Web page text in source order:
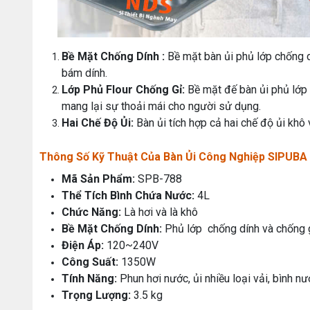
Bề Mặt Chống Dính : Bề mặt bàn ủi phủ lớp
bám dính.
Lớp Phủ Flour Chống Gỉ: Bề mặt đế bàn ủi phủ
mang lại sự thoải mái cho người sử dụng.
Hai Chế Độ Ủi: Bàn ủi tích hợp cả hai chế độ ủi
Thông Số Kỹ Thuật Của Bàn Ủi Công Nghiệp SIPUBA
Mã Sản Phẩm: SPB-788
Thể Tích Bình Chứa Nước: 4L
Chức Năng: Là hơi và là khô
Bề Mặt Chống Dính: Phủ lớp chống dính và chống
Điện Áp: 120~240V
Công Suất: 1350W
Tính Năng: Phun hơi nước, ủi nhiều loại vải, bình
Trọng Lượng: 3.5 kg